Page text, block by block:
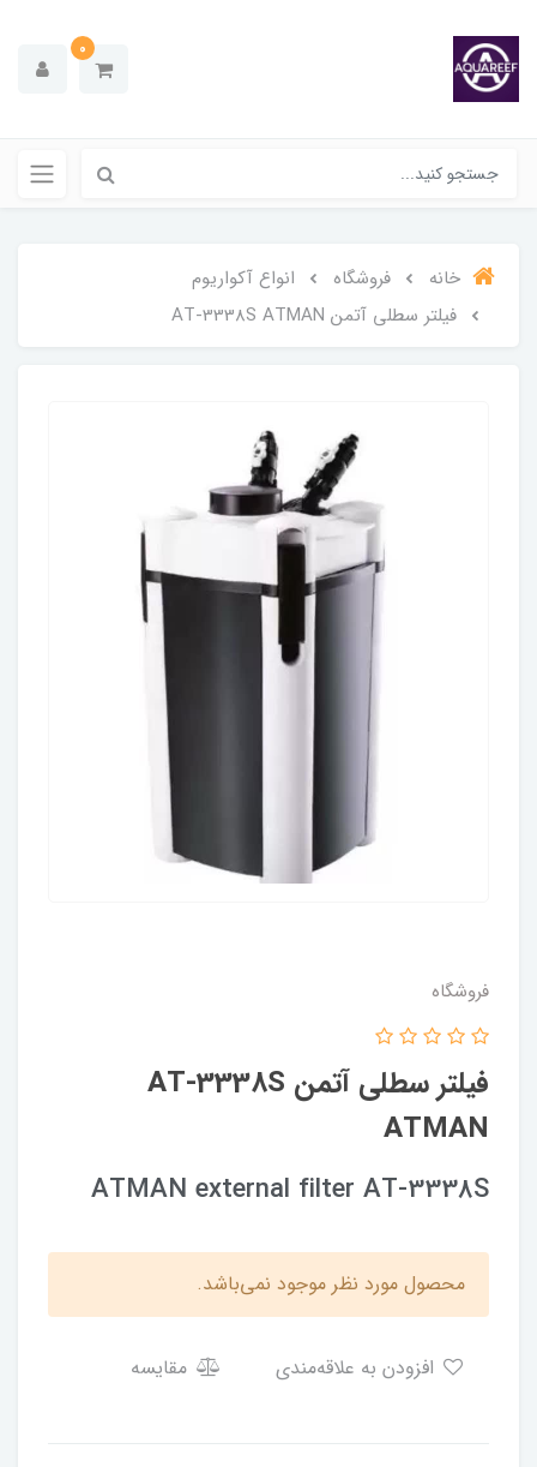
0
خانه فروشگاه
انواع آکواریوم
فیلتر سطلی آتمن AT-3338S ATMAN
فروشگاه
فیلتر سطلی آتمن AT-3338S
ATMAN
ATMAN external filter AT-3338S
محصول مورد نظر موجود نمی‌باشد.
مقایسه